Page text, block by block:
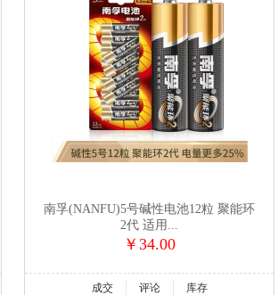
南孚(NANFU)5号碱性电池12粒 聚能环
2代 适用...
￥34.00
成交
评论
库存